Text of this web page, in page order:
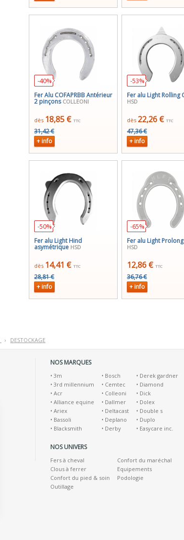
-40%
Fer Alu COFAPRBB Antérieur
2 pinçons COLLEONI
dès 18,85 € TTC
31,42 €
+ info
-53%
Fer alu Light Rolling
HSD
dès 22,26 € TTC
47,36 €
+ info
-50%
Fer alu Light Hind
asymétrique HSD
dès 14,41 € TTC
28,81 €
+ info
-65%
Fer alu Light
HSD
12,86 € TTC
36,76 €
+ info
› DESTOCKAGE
NOS MARQUES
• 3m
• 3rd millennium
• Acr
• Alliance equine
• Ariex
• Bassoli
• Blacksmith
• Bosch
• Cemtec
• Colleoni
• Dallmer
• Deltacast
• Deplano
• Derby
• Derek gardner
• Diamond
• Dick
• Dolex
• Double s
• Duplo
• Easycare inc.
NOS UNIVERS
Fers à cheval
Clous à ferrer
Confort du pied & soin
Outillage
Confort du maréchal
Equipements
Podologie